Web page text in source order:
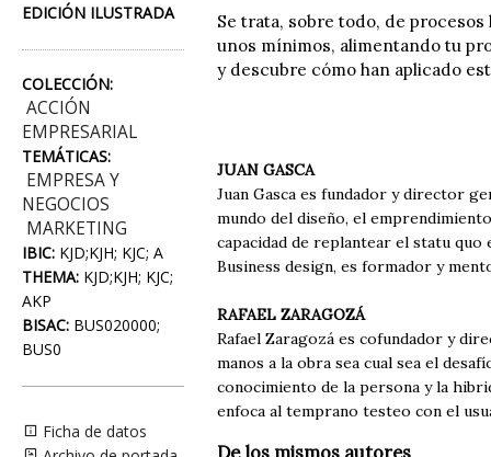
EDICIÓN ILUSTRADA
COLECCIÓN:
ACCIÓN
EMPRESARIAL
TEMÁTICAS:
EMPRESA Y
NEGOCIOS
MARKETING
IBIC: KJD;KJH; KJC; A
THEMA: KJD;KJH; KJC;
AKP
BISAC: BUS020000;
BUS0
Ficha de datos
Se trata, sobre todo, de
unos mínimos, alimentando tu
y descubre cómo han aplicado
JUAN GASCA
Juan Gasca es fundador y director
mundo del diseño, el
capacidad de replantear el statu quo
Business design, es formador y
RAFAEL ZARAGOZÁ
Rafael Zaragozá es cofundador y
manos a la obra sea cual sea el
conocimiento de la persona y la
enfoca al temprano testeo con el